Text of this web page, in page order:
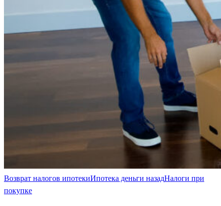
Возврат налогов ипотекиИпотека деньги назадНалоги при
покупке